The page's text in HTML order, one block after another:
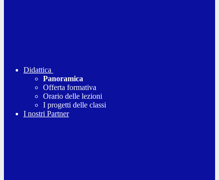
Didattica
Panoramica
Offerta formativa
Orario delle lezioni
I progetti delle classi
I nostri Partner